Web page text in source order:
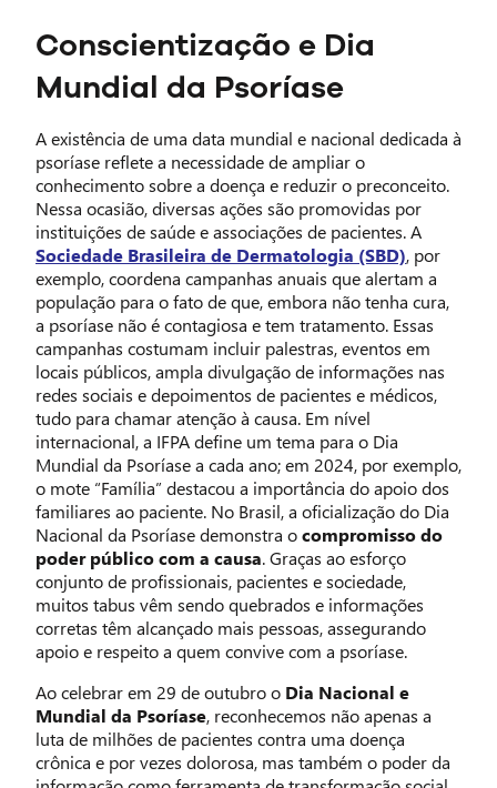
Conscientização e Dia
Mundial da Psoríase
A existência de uma data mundial e nacional dedicada à
psoríase reflete a necessidade de ampliar o
conhecimento sobre a doença e reduzir o preconceito.
Nessa ocasião, diversas ações são promovidas por
instituições de saúde e associações de pacientes. A
Sociedade Brasileira de Dermatologia (SBD), por
exemplo, coordena campanhas anuais que alertam a
população para o fato de que, embora não tenha cura,
a psoríase não é contagiosa e tem tratamento. Essas
campanhas costumam incluir palestras, eventos em
locais públicos, ampla divulgação de informações nas
redes sociais e depoimentos de pacientes e médicos,
tudo para chamar atenção à causa. Em nível
internacional, a IFPA define um tema para o Dia
Mundial da Psoríase a cada ano; em 2024, por exemplo,
o mote “Família” destacou a importância do apoio dos
familiares ao paciente. No Brasil, a oficialização do Dia
Nacional da Psoríase demonstra ocompromisso do
poder público com a causa. Graças ao esforço
conjunto de profissionais, pacientes e sociedade,
muitos tabus vêm sendo quebrados e informações
corretas têm alcançado mais pessoas, assegurando
apoio e respeito a quem convive com a psoríase.
Ao celebrar em 29 de outubro o Dia Nacional e
Mundial da Psoríase, reconhecemos não apenas a
luta de milhões de pacientes contra uma doença
crônica e por vezes dolorosa, mas também o poder da